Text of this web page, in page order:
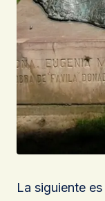
La siguiente